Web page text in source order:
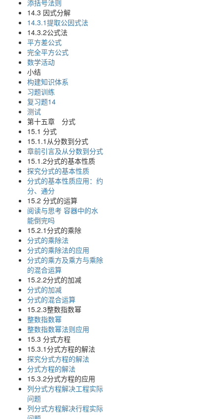
添括号法则
14.3 因式分解
14.3.1提取公因式法
14.3.2公式法
平方差公式
完全平方公式
数学活动
小结
构建知识体系
习题训练
复习题14
测试
第十五章 分式
15.1 分式
15.1.1从分数到分式
章前引言及从分数到分式
15.1.2分式的基本性质
探究分式的基本性质
分式的基本性质应用：约
分、通分
15.2 分式的运算
阅读与思考 容器中的水
能倒完吗
15.2.1分式的乘除
分式的乘除法
分式的乘除法的应用
分式的乘方及乘方与乘除
的混合运算
15.2.2分式的加减
分式的加减
分式的混合运算
15.2.3整数指数幂
整数指数幂
整数指数幂法则应用
15.3 分式方程
15.3.1分式方程的解法
探究分式方程的解法
分式方程的解法
15.3.2分式方程的应用
列分式方程解决工程实际
问题
列分式方程解决行程实际